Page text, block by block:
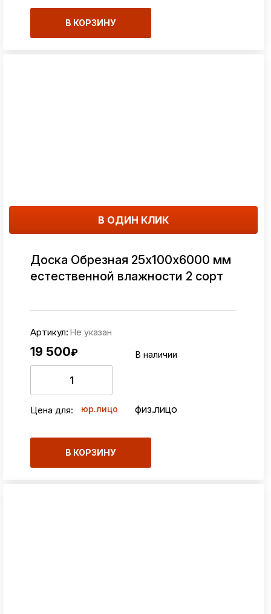
В КОРЗИНУ
В ОДИН КЛИК
Доска Обрезная 25х100х6000 мм
естественной влажности 2 сорт
Артикул: Не указан
19 500₽ В наличии
Цена для: юр.лицо физ.лицо
В КОРЗИНУ